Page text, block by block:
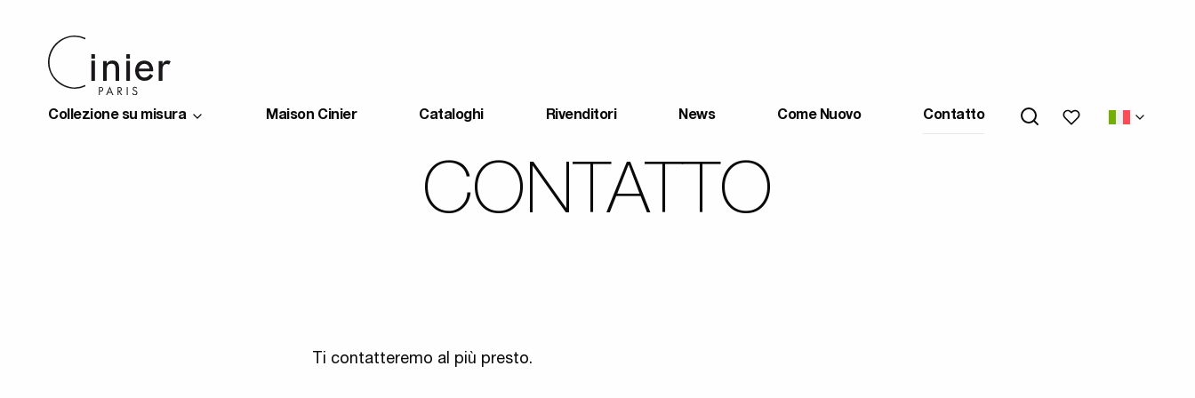
Collezione su misura Maison Cinier Cataloghi Rivenditori News Come Nuovo Contatto My wishlists
CONTATTO
Ti contatteremo al più presto.